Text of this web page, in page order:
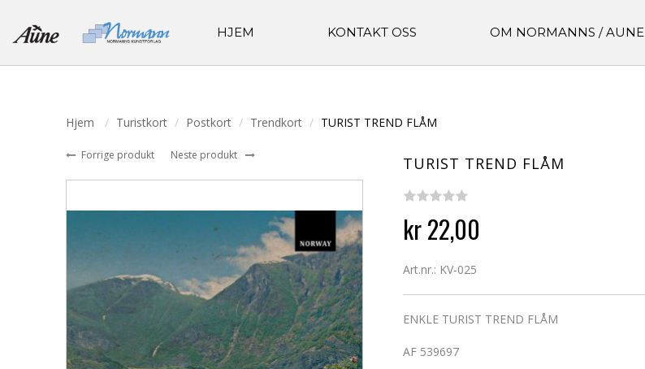
HJEM KONTAKT OSS OM NORMANNS / AUNE
Hjem Turistkort Postkort Trendkort TURIST TREND FLÅM
Forrige produkt Neste produkt TURIST TREND FLÅM
kr 22,00
Art.nr.: KV-025
ENKLE TURIST TREND FLÅM
AF 539697